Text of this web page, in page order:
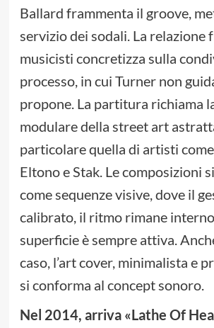
Ballard frammenta il groove,
servizio dei sodali. La relazione
musicisti concretizza sulla
processo, in cui Turner non
propone. La partitura richiama
modulare della street art
particolare quella di artisti
Eltono e Stak. Le composizioni
come sequenze visive, dove il
calibrato, il ritmo rimane
superficie è sempre attiva.
caso, l’art cover, minimalista e
si conforma al concept sonoro.
Nel 2014, arriva «Lathe Of